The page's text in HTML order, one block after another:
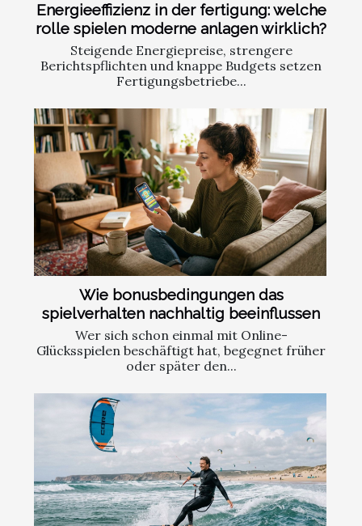
Energieeffizienz in der fertigung: welche
rolle spielen moderne anlagen wirklich?
Steigende Energiepreise, strengere
Berichtspflichten und knappe Budgets setzen
Fertigungsbetriebe...
Wie bonusbedingungen das
spielverhalten nachhaltig beeinflussen
Wer sich schon einmal mit Online-
Glücksspielen beschäftigt hat, begegnet früher
oder später den...